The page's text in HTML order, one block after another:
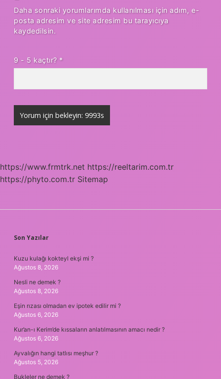
Daha sonraki yorumlarımda kullanılması için adım, e-
posta adresim ve site adresim bu tarayıcıya
kaydedilsin.
9 - 5 kaçtır? *
https://www.frmtrk.net https://reeltarim.com.tr
https://phyto.com.tr Sitemap
SIDEBAR
Son Yazılar
Kuzu kulağı kokteyl ekşi mi ?
Ağustos 8, 2026
Nesli ne demek ?
Ağustos 8, 2026
Eşin rızası olmadan ev ipotek edilir mi ?
Ağustos 6, 2026
Kur’an-ı Kerim’de kıssaların anlatılmasının amacı nedir ?
Ağustos 6, 2026
Ayvalığın hangi tatlısı meşhur ?
Ağustos 5, 2026
Bukleler ne demek ?